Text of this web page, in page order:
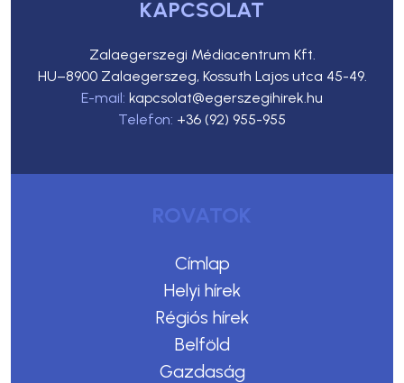
KAPCSOLAT
Zalaegerszegi Médiacentrum Kft.
HU–8900 Zalaegerszeg, Kossuth Lajos utca 45-49.
E-mail: kapcsolat@egerszegihirek.hu
Telefon: +36 (92) 955-955
ROVATOK
Címlap
Helyi hírek
Régiós hírek
Belföld
Gazdaság